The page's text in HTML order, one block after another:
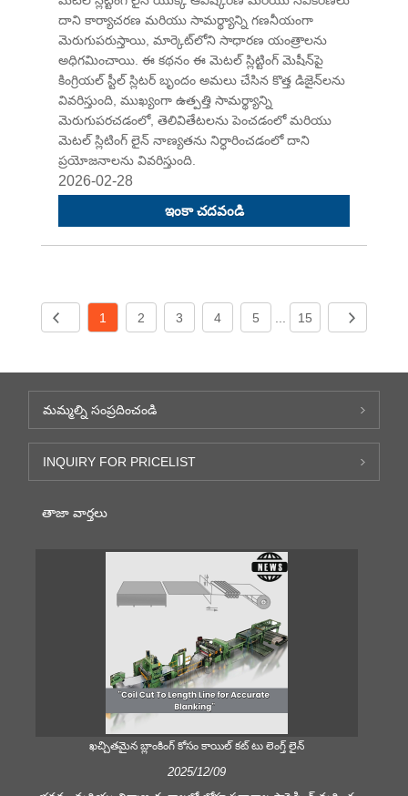
దాని కార్యాచరణ మరియు సామర్థ్యాన్ని గణనీయంగా
మెరుగుపరుస్తాయి, మార్కెట్‌లోని సాధారణ యంత్రాలను
అధిగమించాయి. ఈ కథనం ఈ మెటల్ స్లిట్టింగ్ మెషీన్‌పై
కింగ్రియల్ స్టీల్ స్లిటర్ బృందం అమలు చేసిన కొత్త డిజైన్‌లను
వివరిస్తుంది, ముఖ్యంగా ఉత్పత్తి సామర్థ్యాన్ని
మెరుగుపరచడంలో, తెలివితేటలను పెంచడంలో మరియు
మెటల్ స్లిటింగ్ లైన్ నాణ్యతను నిర్ధారించడంలో దాని
ప్రయోజనాలను వివరిస్తుంది.
2026-02-28
ఇంకా చదవండి
1 2 3 4 5 15
మమ్మల్ని సంప్రదించండి
INQUIRY FOR PRICELIST
తాజా వార్తలు
ఖచ్చితమైన బ్లాంకింగ్ కోసం కాయిల్ కట్ టు లెంగ్త్ లైన్
2025/12/09